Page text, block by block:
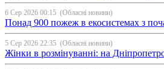
6 Сер 2026 00:15 (Обласні новини)
Понад 900 пожеж в екосистемах з
5 Сер 2026 22:35 (Обласні новини)
Жінки в розмінуванні: на